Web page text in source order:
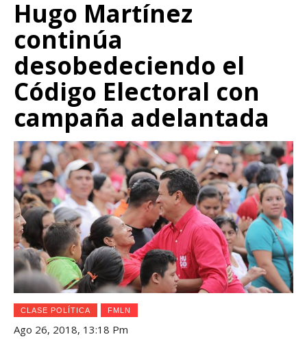
Hugo Martínez
continúa
desobedeciendo el
Código Electoral con
campaña adelantada
CLASE POLÍTICA FMLN
Ago 26, 2018, 13:18 Pm